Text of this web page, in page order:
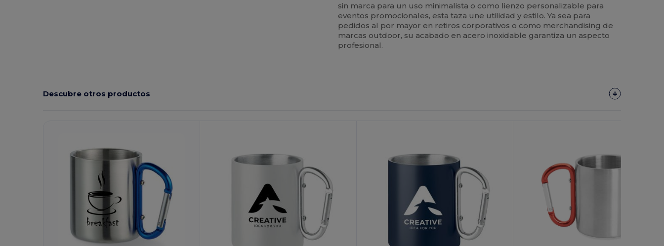
sin marca para un uso minimalista o como lienzo personalizable para
eventos promocionales, esta taza une utilidad y estilo. Ya sea para
pedidos al por mayor en retiros corporativos o como merchandising de
marcas outdoor, su acabado en acero inoxidable garantiza un aspecto
profesional.
Descubre otros productos